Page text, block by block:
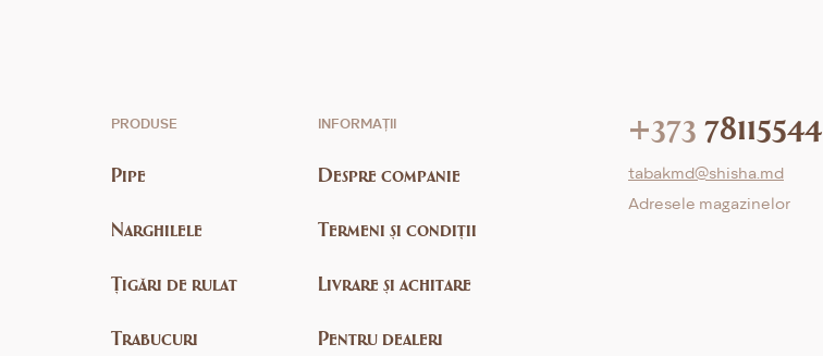
PRODUSE
Pipe
Narghilele
Țigări de rulat
Trabucuri
INFORMAȚII
Despre companie
Termeni și condiții
Livrare și achitare
Pentru dealeri
+373 78115544
tabakmd@shisha.md
Adresele magazinelor